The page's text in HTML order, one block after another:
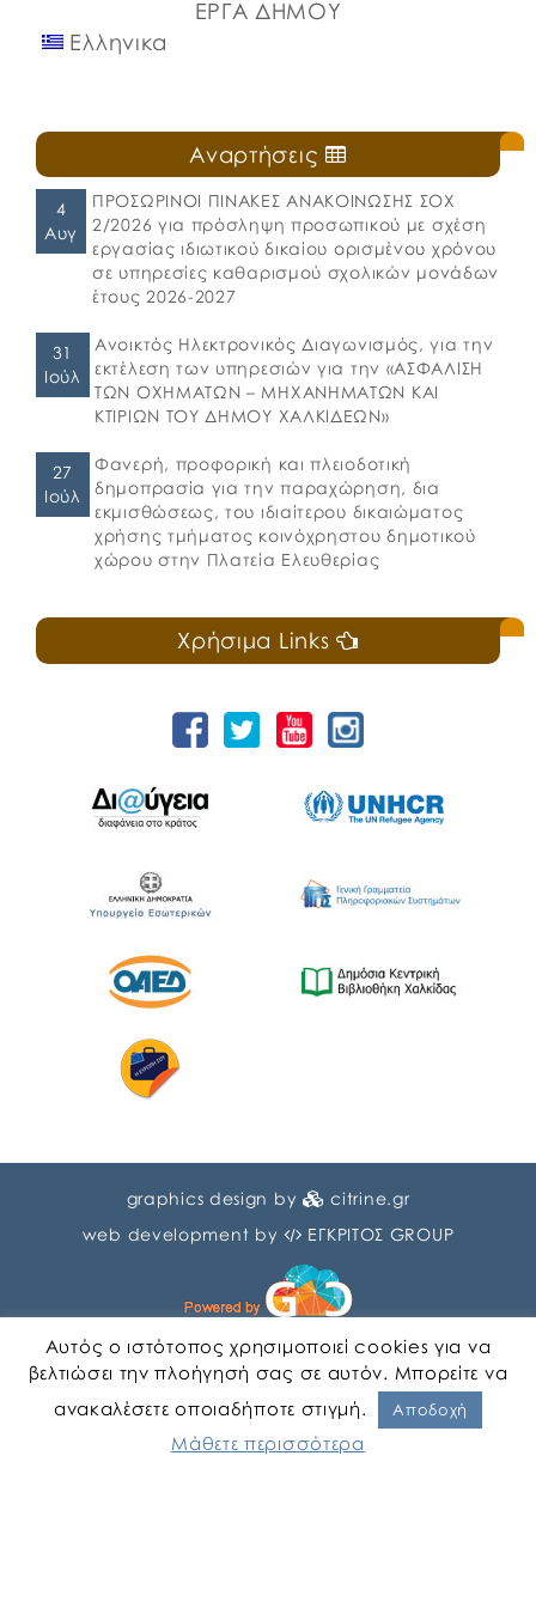
ΕΡΓΑ ΔΗΜΟΥ
Ελληνικα
Αναρτήσεις
4
Αυγ
ΠΡΟΣΩΡΙΝΟΙ ΠΙΝΑΚΕΣ ΑΝΑΚΟΙΝΩΣΗΣ ΣΟΧ
2/2026 για πρόσληψη προσωπικού με σχέση
εργασίας ιδιωτικού δικαίου ορισμένου χρόνου
σε υπηρεσίες καθαρισμού σχολικών μονάδων
έτους 2026-2027
31
Ιούλ
Ανοικτός Ηλεκτρονικός Διαγωνισμός, για την
εκτέλεση των υπηρεσιών για την «ΑΣΦΑΛΙΣΗ
ΤΩΝ ΟΧΗΜΑΤΩΝ – ΜΗΧΑΝΗΜΑΤΩΝ ΚΑΙ
ΚΤΙΡΙΩΝ ΤΟΥ ΔΗΜΟΥ ΧΑΛΚΙΔΕΩΝ»
27
Ιούλ
Φανερή, προφορική και πλειοδοτική
δημοπρασία για την παραχώρηση, δια
εκμισθώσεως, του ιδιαίτερου δικαιώματος
χρήσης τμήματος κοινόχρηστου δημοτικού
χώρου στην Πλατεία Ελευθερίας
Χρήσιμα Links
graphics design by
citrine.gr
web development by
ΕΓΚΡΙΤΟΣ GROUP
Αυτός ο ιστότοπος χρησιμοποιεί cookies για να
βελτιώσει την πλοήγησή σας σε αυτόν. Μπορείτε να
ανακαλέσετε οποιαδήποτε στιγμή.
Αποδοχή
Μάθετε περισσότερα
Αγγλικα Ελληνικα